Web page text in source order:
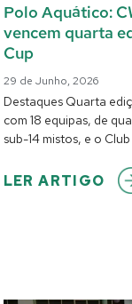
Polo Aquático:
vencem quarta
Cup
29 de Junho, 2026
Destaques Quarta
com 18 equipas, de
sub-14 mistos, e o
LER ARTIGO